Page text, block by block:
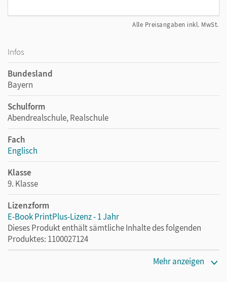
Alle Preisangaben inkl. MwSt.
Infos
Bundesland
Bayern
Schulform
Abendrealschule, Realschule
Fach
Englisch
Klasse
9. Klasse
Lizenzform
E-Book PrintPlus-Lizenz - 1 Jahr
Dieses Produkt enthält sämtliche Inhalte des folgenden
Produktes: 1100027124
Mehr anzeigen